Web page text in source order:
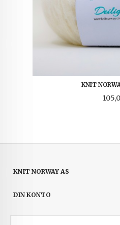
KNIT
Pris
KNIT NORWAY AS
DIN KONTO
NYHETSBREV